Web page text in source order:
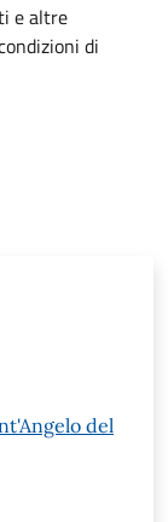
e altre
di
del